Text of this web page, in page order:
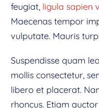
feugiat, ligula sapien
Maecenas tempor
vulputate. Mauris
Suspendisse quam
mollis consectetur,
libero et placerat.
rhoncus. Etiam